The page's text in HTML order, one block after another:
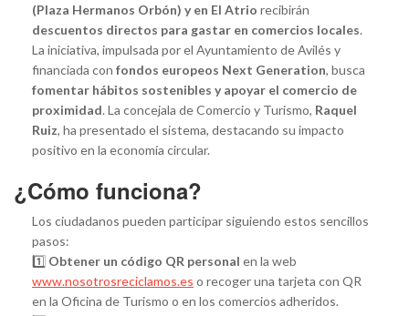
(Plaza Hermanos Orbón) y en El Atrio recibirán
descuentos directos para gastar en comercios locales.
La iniciativa, impulsada por el Ayuntamiento de Avilés y
financiada con fondos europeos Next Generation, busca
fomentar hábitos sostenibles y apoyar el comercio de
proximidad. La concejala de Comercio y Turismo, Raquel
Ruiz, ha presentado el sistema, destacando su impacto
positivo en la economía circular.
¿Cómo funciona?
Los ciudadanos pueden participar siguiendo estos sencillos
pasos:
1️⃣ Obtener un código QR personal en la web
www.nosotrosreciclamos.es o recoger una tarjeta con QR
en la Oficina de Turismo o en los comercios adheridos.